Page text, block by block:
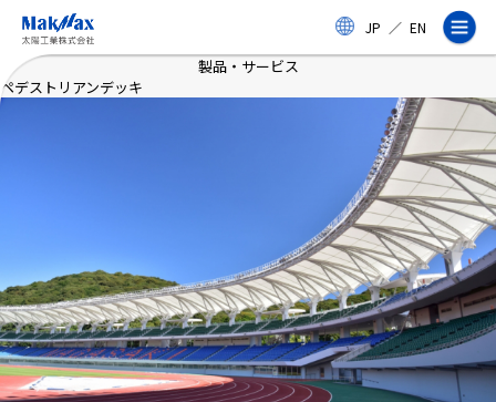
コ
ン
JP ／ EN
事業紹介
製品・サービス
製品・サービス
ペデストリアンデッキ